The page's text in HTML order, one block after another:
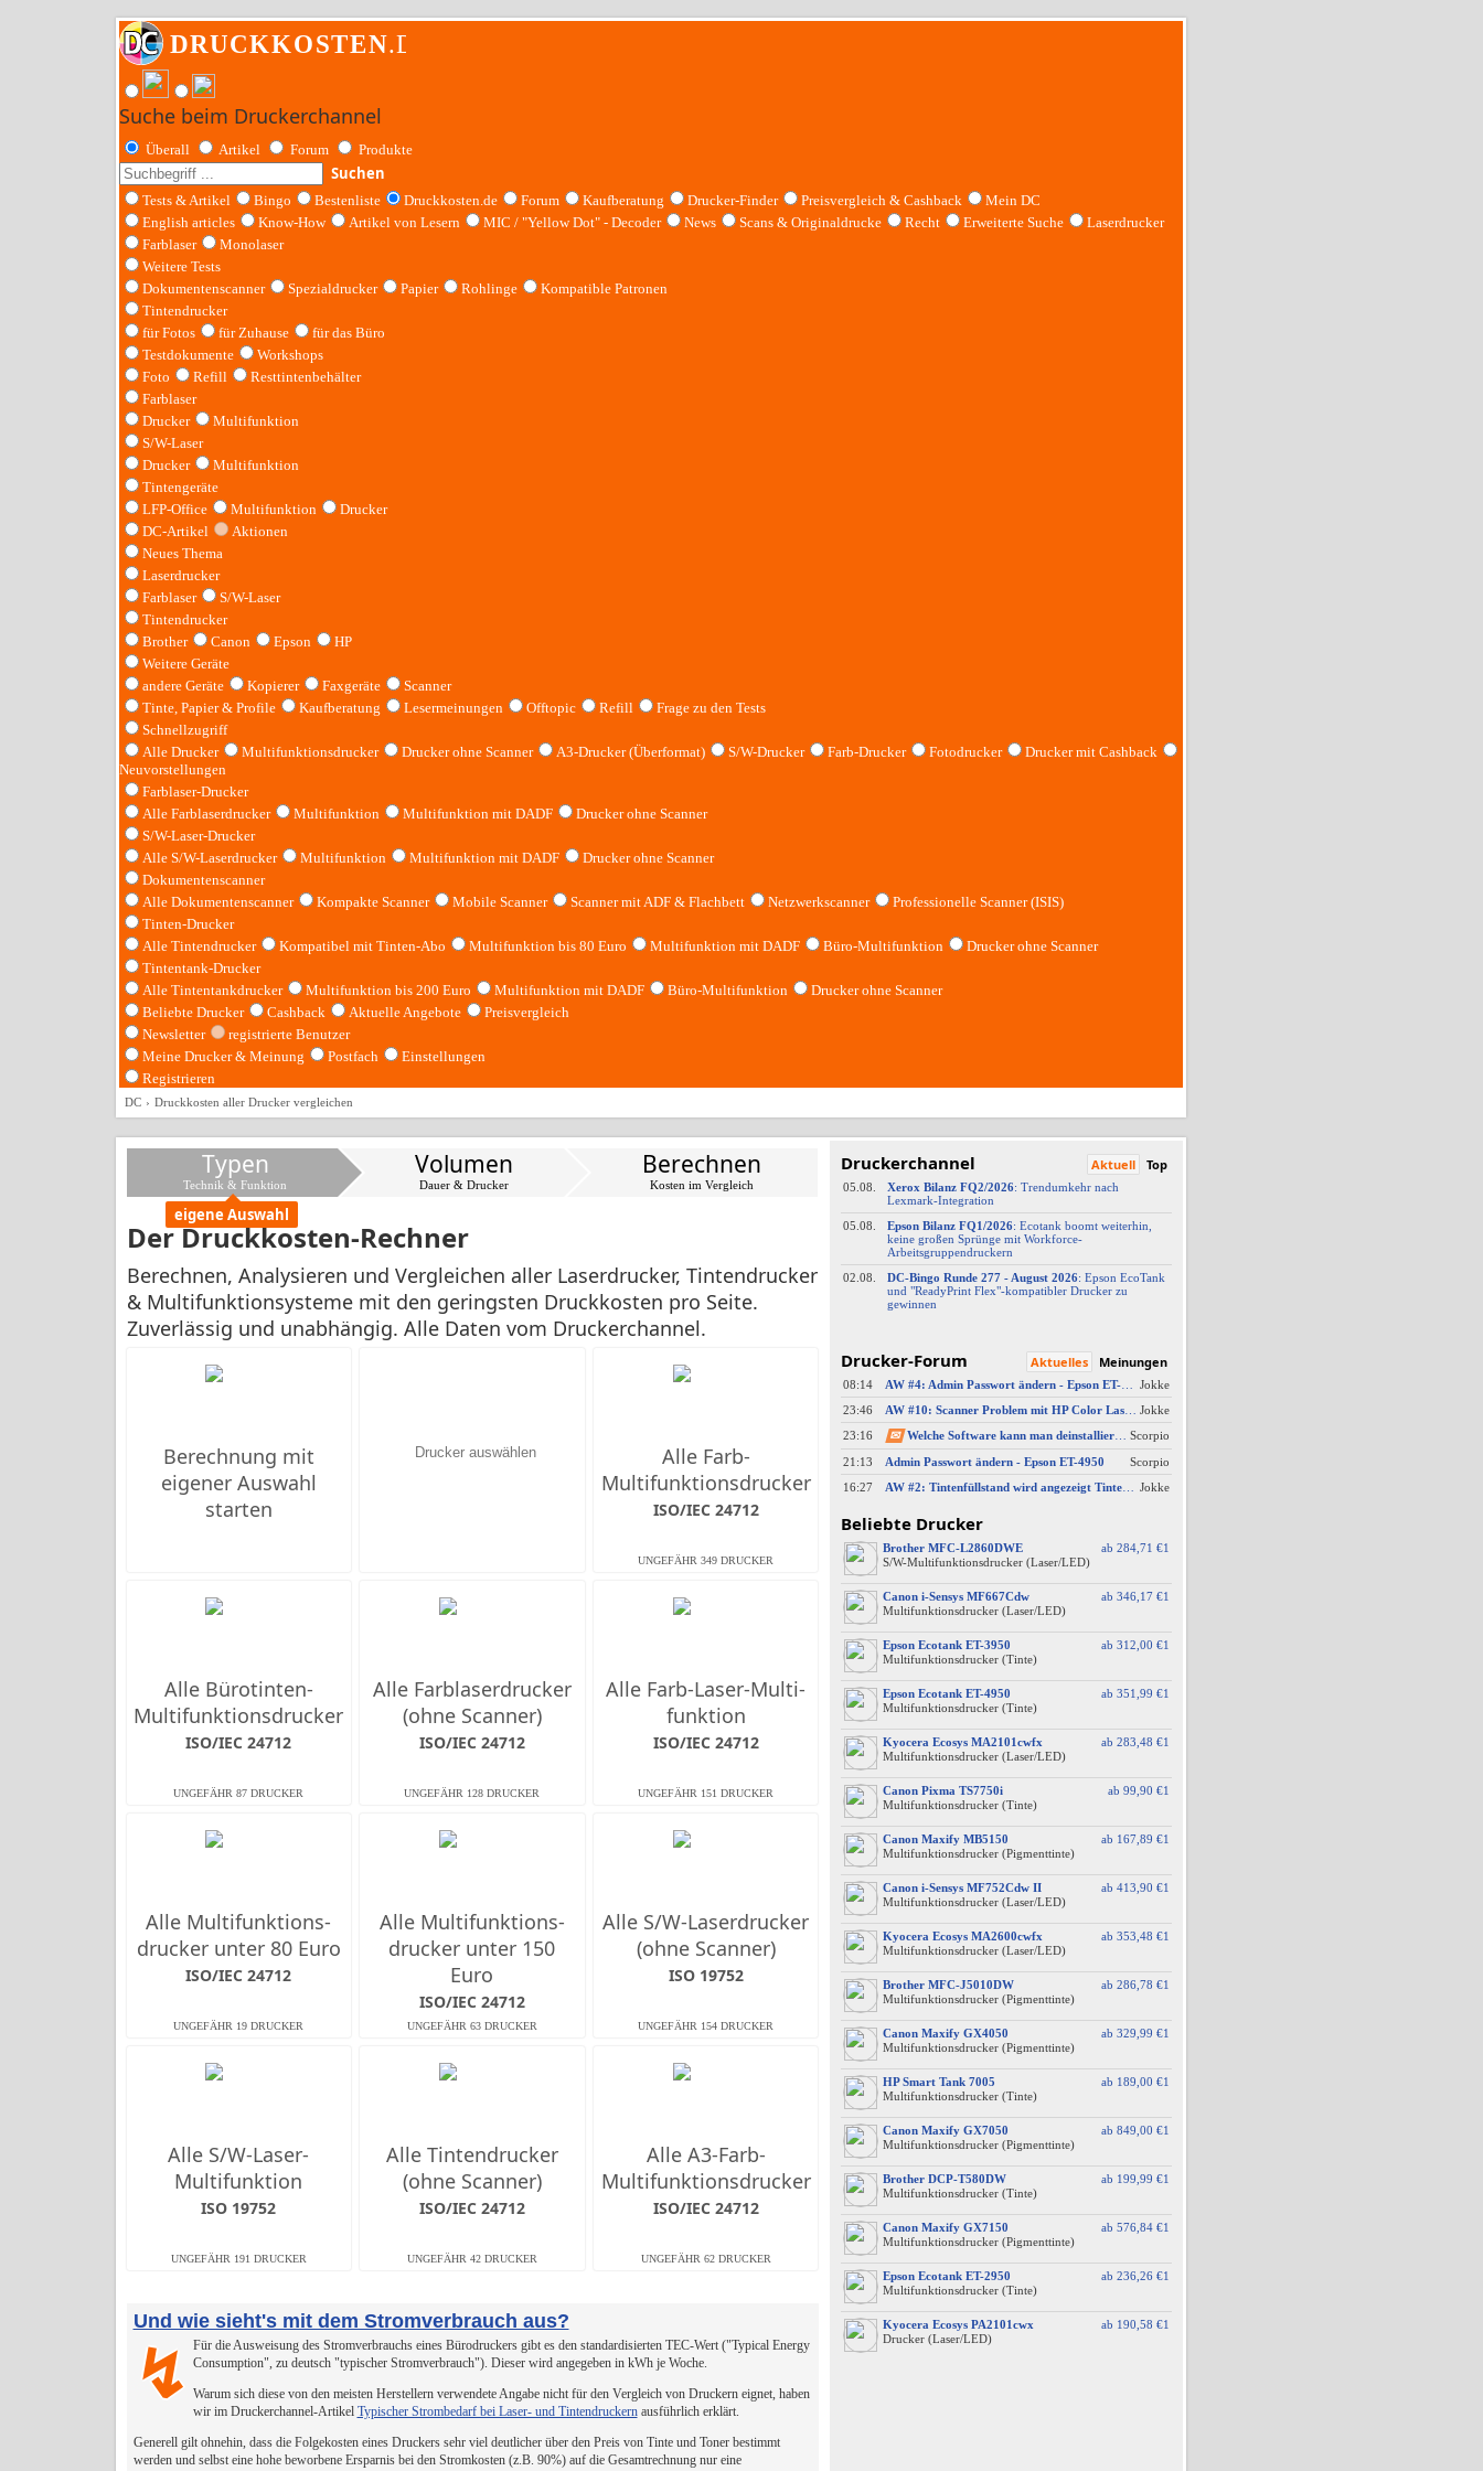
Suche beim Druckerchannel
Überall Artikel Forum Produkte
Suchen
Tests & Artikel Bingo Bestenliste Druckkosten.de Forum Kaufberatung Drucker-Finder Preisvergleich & Cashback
Mein DC
English articles
Know-How Artikel von Lesern MIC / "Yellow Dot" - Decoder News Scans & Originaldrucke Recht Erweiterte Suche
Laserdrucker
Farblaser
Monolaser
Weitere Tests
Dokumentenscanner
Spezialdrucker Papier Rohlinge
Kompatible Patronen
Tintendrucker
für Fotos
für Zuhause
für das Büro
Testdokumente
Workshops
Foto
Refill
Resttintenbehälter
Farblaser
Drucker
Multifunktion
S/W-Laser
Drucker
Multifunktion
Tintengeräte
LFP-Office
Multifunktion
Drucker
DC-Artikel
Aktionen
Neues Thema
Laserdrucker
Farblaser
S/W-Laser
Tintendrucker
Brother
Canon Epson
HP
Weitere Geräte
andere Geräte
Kopierer Faxgeräte
Scanner
Tinte, Papier & Profile
Kaufberatung Lesermeinungen Offtopic Refill
Frage zu den Tests
Schnellzugriff
Alle Drucker
Multifunktionsdrucker Drucker ohne Scanner A3-Drucker (Überformat) S/W-Drucker Farb-Drucker Fotodrucker
Drucker mit Cashback
Neuvorstellungen
Farblaser-Drucker
Alle Farblaserdrucker
Multifunktion Multifunktion mit DADF
Drucker ohne Scanner
S/W-Laser-Drucker
Alle S/W-Laserdrucker
Multifunktion Multifunktion mit DADF
Drucker ohne Scanner
Dokumentenscanner
Alle Dokumentenscanner
Kompakte Scanner Mobile Scanner Scanner mit ADF & Flachbett Netzwerkscanner
Professionelle Scanner (ISIS)
Tinten-Drucker
Alle Tintendrucker
Kompatibel mit Tinten-Abo Multifunktion bis 80 Euro Multifunktion mit DADF Büro-Multifunktion
Drucker ohne Scanner
Tintentank-Drucker
Alle Tintentankdrucker
Multifunktion bis 200 Euro Multifunktion mit DADF Büro-Multifunktion
Drucker ohne Scanner
Beliebte Drucker
Cashback Aktuelle Angebote
Preisvergleich
Newsletter
registrierte Benutzer
Meine Drucker & Meinung
Postfach
Einstellungen
Registrieren
DC Druckkosten aller Drucker vergleichen
Typen
Technik & Funktion
eigene Auswahl
Volumen
Dauer & Drucker
Berechnen
Kosten im Vergleich
Der Druckkosten-Rechner
Berechnen, Analysieren und Vergleichen aller Laserdrucker, Tintendrucker
& Multifunktionsysteme mit den geringsten Druckkosten pro Seite.
Zuverlässig und unabhängig. Alle Daten vom Druckerchannel.
Berechnung mit
eigener Auswahl
starten
Alle Farb-
Multifunktions­drucker
ISO/IEC 24712
Alle Bürotinten-
Multifunktions­drucker
ISO/IEC 24712
Alle Farb­laserdrucker
(ohne Scanner)
ISO/IEC 24712
Alle Farb-Laser-Multi­
funktion
ISO/IEC 24712
Alle Multifunktions­
drucker unter 80 Euro
ISO/IEC 24712
Alle Multifunktions­
drucker unter 150
Euro
ISO/IEC 24712
Alle S/W-Laserdrucker
(ohne Scanner)
ISO 19752
Alle S/W-Laser-
Multifunktion
ISO 19752
Alle Tintendrucker
(ohne Scanner)
ISO/IEC 24712
Alle A3-Farb-
Multifunktionsdrucker
ISO/IEC 24712
Und wie sieht's mit dem Stromverbrauch aus?
↯
Für die Ausweisung des Stromverbrauchs eines Bürodruckers gibt es den standardisierten TEC-Wert ("Typical Energy
Consumption", zu deutsch "typischer Stromverbrauch"). Dieser wird angegeben in kWh je Woche.
Warum sich diese von den meisten Herstellern verwendete Angabe nicht für den Vergleich von Druckern eignet, haben
wir im Druckerchannel-Artikel Typischer Strombedarf bei Laser- und Tintendruckernausführlich erklärt.
Generell gilt ohnehin, dass die Folgekosten eines Druckers sehr viel deutlicher über den Preis von Tinte und Toner bestimmt
werden und selbst eine hohe beworbene Ersparnis bei den Stromkosten (z.B. 90%) auf die Gesamtrechnung nur eine
Druckerchannel Aktuell Top
05.08. Xerox Bilanz FQ2/2026: Trendumkehr nach
Lexmark-​Integration
05.08.
Epson Bilanz FQ1/2026: Ecotank boomt weiterhin,
keine großen Sprünge mit Workforce-​
Arbeitsgruppendruckern
02.08.
DC-​Bingo Runde 277 -​ August 2026: Epson EcoTank
und "ReadyPrint Flex"-​kompatibler Drucker zu
gewinnen
Drucker-Forum Aktuelles Meinungen
08:14 AW #4: Admin Passwort ändern - Epson ET-4950
Jokke
23:46
AW #10: Scanner Problem mit HP Color Laserjet Pro MFP M479fdw
Jokke
23:16
✉ Welche Software kann man deinstallieren - welche ich zwingend erforderlich
Scorpio
21:13
Admin Passwort ändern - Epson ET-4950
Scorpio
16:27
AW #2: Tintenfüllstand wird angezeigt Tintenfüllstand wird angezeigt, aber unter Druckkopf-Status -- Jokke
Beliebte Drucker
ab 284,71 €1
Brother MFC-L2860DWE
S/W-Multifunktionsdrucker (Laser/LED)
ab 346,17 €1
Canon i-Sensys MF667Cdw
Multifunktionsdrucker (Laser/LED)
ab 312,00 €1
Epson Ecotank ET-3950
Multifunktionsdrucker (Tinte)
ab 351,99 €1
Epson Ecotank ET-4950
Multifunktionsdrucker (Tinte)
ab 283,48 €1
Kyocera Ecosys MA2101cwfx
Multifunktionsdrucker (Laser/LED)
ab 99,90 €1
Canon Pixma TS7750i
Multifunktionsdrucker (Tinte)
ab 167,89 €1
Canon Maxify MB5150
Multifunktionsdrucker (Pigmenttinte)
ab 413,90 €1
Canon i-Sensys MF752Cdw II
Multifunktionsdrucker (Laser/LED)
ab 353,48 €1
Kyocera Ecosys MA2600cwfx
Multifunktionsdrucker (Laser/LED)
ab 286,78 €1
Brother MFC-J5010DW
Multifunktionsdrucker (Pigmenttinte)
ab 329,99 €1
Canon Maxify GX4050
Multifunktionsdrucker (Pigmenttinte)
ab 189,00 €1
HP Smart Tank 7005
Multifunktionsdrucker (Tinte)
ab 849,00 €1
Canon Maxify GX7050
Multifunktionsdrucker (Pigmenttinte)
ab 199,99 €1
Brother DCP-T580DW
Multifunktionsdrucker (Tinte)
ab 576,84 €1
Canon Maxify GX7150
Multifunktionsdrucker (Pigmenttinte)
ab 236,26 €1
Epson Ecotank ET-2950
Multifunktionsdrucker (Tinte)
ab 190,58 €1
Kyocera Ecosys PA2101cwx
Drucker (Laser/LED)